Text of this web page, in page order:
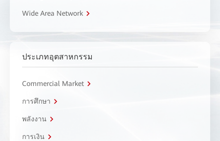
Wide Area Network
ประเภทอุตสาหกรรม
Commercial Market
การศึกษา
พลังงาน
การเงิน